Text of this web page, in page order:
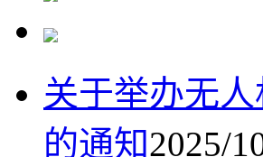
关于举办无
的通知2025/